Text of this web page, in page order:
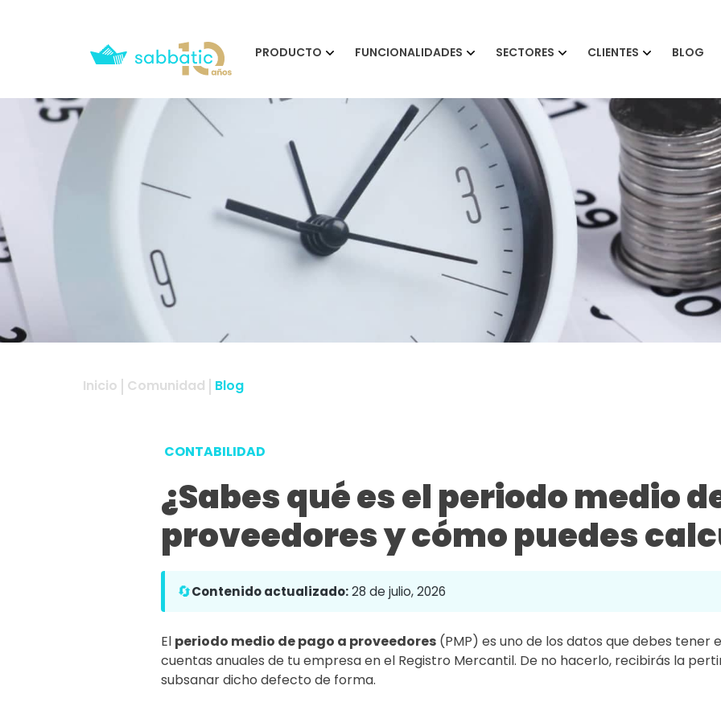
PRODUCTO FUNCIONALIDADES SECTORES CLIENTES BLOG
Inicio Comunidad Blog
CONTABILIDAD
¿Sabes qué es el periodo medio
proveedores y cómo puedes
🔄Contenido actualizado: 28 de julio, 2026
El periodo medio de pago a proveedores(PMP) es uno de los datos que debes tener
cuentas anuales de tu empresa en el Registro Mercantil. De no hacerlo, recibirás la
subsanar dicho defecto de forma.